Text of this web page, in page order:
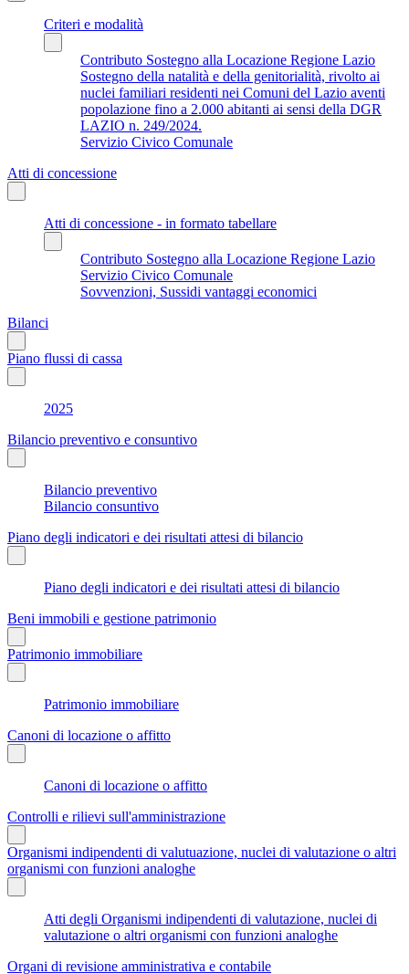
Criteri e modalità
Contributo Sostegno alla Locazione Regione Lazio
Sostegno della natalità e della genitorialità, rivolto ai
nuclei familiari residenti nei Comuni del Lazio aventi
popolazione fino a 2.000 abitanti ai sensi della DGR
LAZIO n. 249/2024.
Servizio Civico Comunale
Atti di concessione
Atti di concessione - in formato tabellare
Contributo Sostegno alla Locazione Regione Lazio
Servizio Civico Comunale
Sovvenzioni, Sussidi vantaggi economici
Bilanci
Piano flussi di cassa
2025
Bilancio preventivo e consuntivo
Bilancio preventivo
Bilancio consuntivo
Piano degli indicatori e dei risultati attesi di bilancio
Piano degli indicatori e dei risultati attesi di bilancio
Beni immobili e gestione patrimonio
Patrimonio immobiliare
Patrimonio immobiliare
Canoni di locazione o affitto
Canoni di locazione o affitto
Controlli e rilievi sull'amministrazione
Organismi indipendenti di valutuazione, nuclei di valutazione o altri
organismi con funzioni analoghe
Atti degli Organismi indipendenti di valutazione, nuclei di
valutazione o altri organismi con funzioni analoghe
Organi di revisione amministrativa e contabile